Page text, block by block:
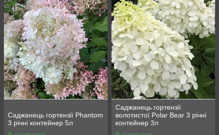
Саджанець гортензії Phantom
3 річні контейнер 5л
Саджанець гортензії
волотистої Polar Bear 3 річні
контейнер 3л